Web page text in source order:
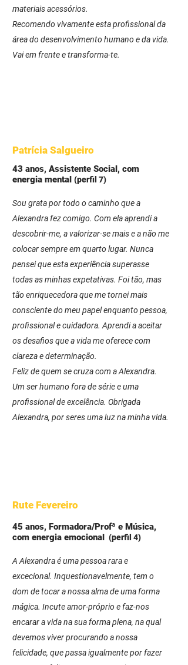
materiais acessórios.
Recomendo vivamente esta profissional da
área do desenvolvimento humano e da vida.
Vai em frente e transforma-te.
Patrícia Salgueiro
43 anos, Assistente Social, com
energia mental (perfil 7)
Sou grata por todo o caminho que a
Alexandra fez comigo. Com ela aprendi a
descobrir-me, a valorizar-se mais e a não me
colocar sempre em quarto lugar. Nunca
pensei que esta experiência superasse
todas as minhas expetativas. Foi tão, mas
tão enriquecedora que me tornei mais
consciente do meu papel enquanto pessoa,
profissional e cuidadora. Aprendi a aceitar
os desafios que a vida me oferece com
clareza e determinação.
Feliz de quem se cruza com a Alexandra.
Um ser humano fora de série e uma
profissional de excelência. Obrigada
Alexandra, por seres uma luz na minha vida.
Rute Fevereiro
45 anos, Formadora/Profª e Música,
com energia emocional (perfil 4)
A Alexandra é uma pessoa rara e
excecional. Inquestionavelmente, tem o
dom de tocar a nossa alma de uma forma
mágica. Incute amor-próprio e faz-nos
encarar a vida na sua forma plena, na qual
devemos viver procurando a nossa
felicidade, que passa igualmente por fazer